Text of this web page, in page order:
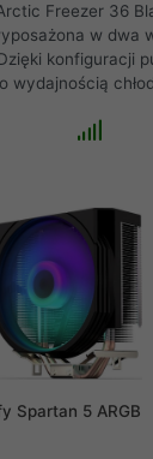
Freezer 36
w dwa
konfiguracji
wydajnością
końcówki rurek
pokrywą, co
PC i
Spartan 5 ARGB